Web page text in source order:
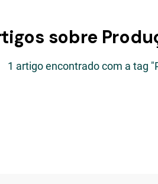
sobre
1 artigo encontrado com a tag